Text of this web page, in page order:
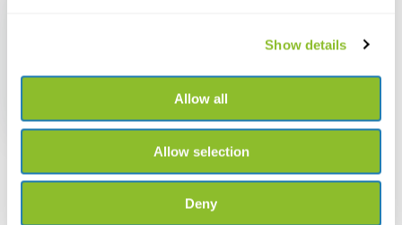
Show details
Allow all
Allow selection
Deny
Reptiles of Ecuador
€ 187,65